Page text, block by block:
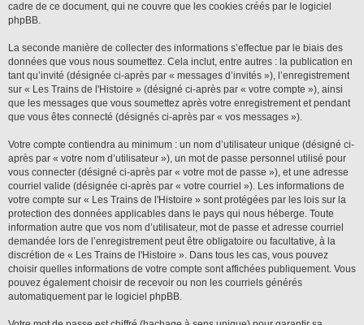
cadre de ce document, qui ne couvre que les cookies créés par le logiciel
phpBB.
La seconde manière de collecter des informations s’effectue par le biais des
données que vous nous soumettez. Cela inclut, entre autres : la publication en
tant qu’invité (désignée ci-après par « messages d’invités »), l’enregistrement
sur « Les Trains de l'Histoire » (désigné ci-après par « votre compte »), ainsi
que les messages que vous soumettez après votre enregistrement et pendant
que vous êtes connecté (désignés ci-après par « vos messages »).
Votre compte contiendra au minimum : un nom d’utilisateur unique (désigné ci-
après par « votre nom d’utilisateur »), un mot de passe personnel utilisé pour
vous connecter (désigné ci-après par « votre mot de passe »), et une adresse
courriel valide (désignée ci-après par « votre courriel »). Les informations de
votre compte sur « Les Trains de l'Histoire » sont protégées par les lois sur la
protection des données applicables dans le pays qui nous héberge. Toute
information autre que vos nom d’utilisateur, mot de passe et adresse courriel
demandée lors de l’enregistrement peut être obligatoire ou facultative, à la
discrétion de « Les Trains de l'Histoire ». Dans tous les cas, vous pouvez
choisir quelles informations de votre compte sont affichées publiquement. Vous
pouvez également choisir de recevoir ou non les courriels générés
automatiquement par le logiciel phpBB.